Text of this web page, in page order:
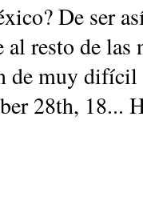
De ser
resto de las
de muy difícil
28th, 18...